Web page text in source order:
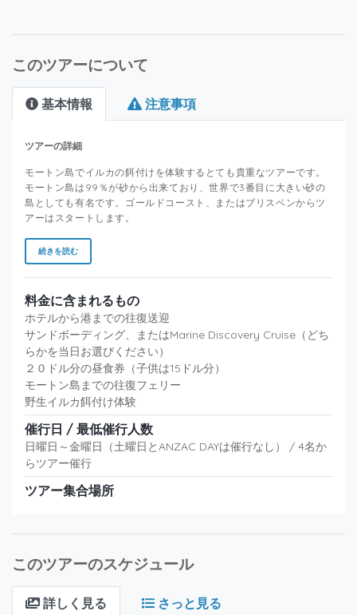
このツアーについて
基本情報 注意事項
ツアーの詳細
モートン島でイルカの餌付けを体験するとても貴重なツアーです。
モートン島は99％が砂から出来ており、世界で3番目に大きい砂の
島としても有名です。ゴールドコースト、またはブリスベンからツ
アーはスタートします。
続きを読む
料金に含まれるもの
ホテルから港までの往復送迎
サンドボーディング、またはMarine Discovery Cruise（どち
らかを当日お選びください）
２０ドル分の昼食券（子供は15ドル分）
モートン島までの往復フェリー
野生イルカ餌付け体験
催行日 / 最低催行人数
日曜日～金曜日（土曜日とANZAC DAYは催行なし） / 4名か
らツアー催行
ツアー集合場所
このツアーのスケジュール
詳しく見る さっと見る